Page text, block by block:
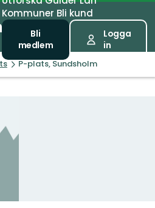
Kommuner Bli kund
Bli
medlem
Logga
in
P-plats, Sundsholm